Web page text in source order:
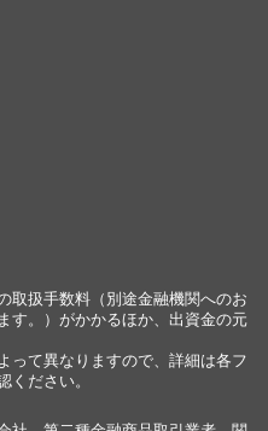
取扱手数料（別途金融機関へのお
す。）がかかるほか、出資金の元
って異なりますので、詳細は各フ
ください。